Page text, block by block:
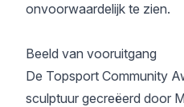
onvoorwaardelijk te zien.
Beeld van vooruitgang
De Topsport Community
sculptuur gecreëerd door